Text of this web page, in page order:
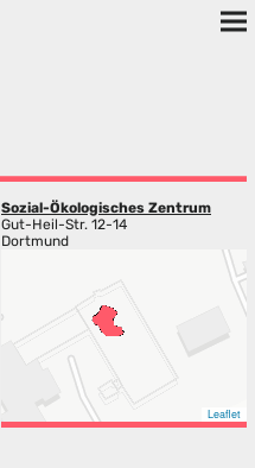
Sozial-Ökologisches Zentrum
Gut-Heil-Str. 12-14
Dortmund
Leaflet